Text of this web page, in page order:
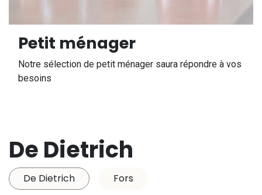
Petit ménager
Notre sélection de petit ménager saura répondre à vos
besoins
De Dietrich
De Dietrich Fors